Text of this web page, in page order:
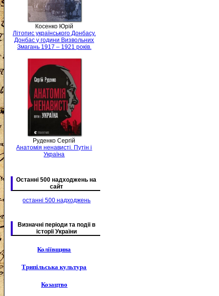
Косенко Юрій
Літопис українського Донбасу.
Донбас у години Визвольних
Змагань 1917 – 1921 років.
Руденко Сергій
Анатомія ненависті. Путін і
Україна
Останні 500 надходжень на
сайт
останні 500 надходжень
Визначні періоди та подіі в
історії України
Коліївщина
Трипільська культура
Козацтво